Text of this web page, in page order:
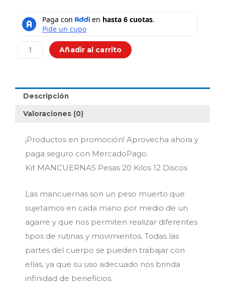
Mancuernas
Termoforradas
Pesas
20
Discos
cantidad
Añadir al carrito
Descripción
Valoraciones (0)
¡Productos en promoción! Aprovecha ahora y
paga seguro con MercadoPago.
Kit MANCUERNAS Pesas 20 Kilos 12 Discos
Las mancuernas son un peso muerto que
sujetamos en cada mano por medio de un
agarre y que nos permiten realizar diferentes
tipos de rutinas y movimientos. Todas las
partes del cuerpo se pueden trabajar con
ellas, ya que su uso adecuado nos brinda
infinidad de beneficios.